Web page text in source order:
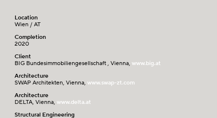
Location
Wien / AT
Completion
2020
Client
BIG Bundesimmobiliengesellschaft , Vienna, www.big.at
Architecture
SWAP Architekten, Vienna, www.swap-zt.com
Architecture
DELTA, Vienna, www.delta.at
Structural Engineering